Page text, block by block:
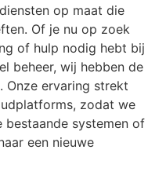
op maat die
Of je nu op zoek
of hulp nodig hebt bij
beheer, wij hebben de
Onze ervaring strekt
zodat we
bestaande systemen of
een nieuwe